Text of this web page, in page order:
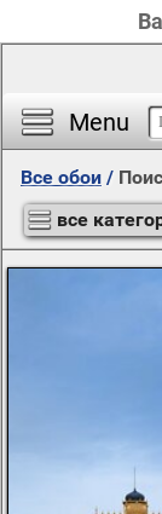
Menu
Все обои /
все